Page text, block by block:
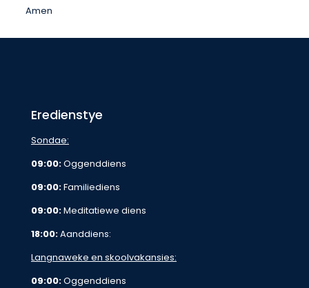
Amen
Eredienstye
Sondae:
09:00:Oggenddiens
09:00:Familiediens
09:00:Meditatiewe diens
18:00:Aanddiens:
Langnaweke en skoolvakansies:
09:00:Oggenddiens